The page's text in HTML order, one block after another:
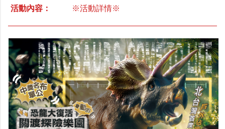
活動內容： ※活動詳情※